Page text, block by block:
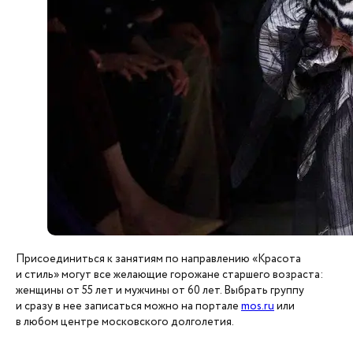
Присоединиться к занятиям по направлению «Красота
и стиль» могут все желающие горожане старшего возраста:
женщины от 55 лет и мужчины от 60 лет. Выбрать группу
и сразу в нее записаться можно на портале mos.ruили
в любом центре московского долголетия.